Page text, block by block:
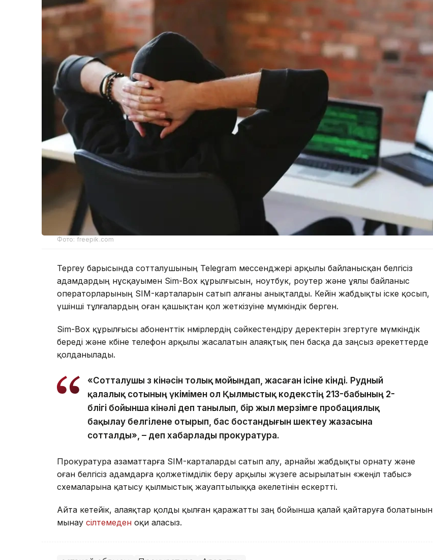
Фото: freepik.com
Тергеу барысында сотталушының Telegram мессенджері арқылы байланысқан белгісіз
адамдардың нұсқауымен Sim-Box құрылғысын, ноутбук, роутер және ұялы байланыс
операторларының SIM-карталарын сатып алғаны анықталды. Кейін жабдықты іске қосып,
үшінші тұлғалардың оған қашықтан қол жеткізуіне мүмкіндік берген.
Sim-Box құрылғысы абоненттік нөмірлердің сәйкестендіру деректерін өзгертуге мүмкіндік
береді және көбіне телефон арқылы жасалатын алаяқтық пен басқа да заңсыз әрекеттерде
қолданылады.
«Сотталушы өз кінәсін толық мойындап, жасаған ісіне өкінді. Рудный
қалалық сотының үкімімен ол Қылмыстық кодекстің 213-бабының 2-
бөлігі бойынша кінәлі деп танылып, бір жыл мерзімге пробациялық
бақылау белгілене отырып, бас бостандығын шектеу жазасына
сотталды», – деп хабарлады прокуратура.
Прокуратура азаматтарға SIM-карталарды сатып алу, арнайы жабдықты орнату және
оған белгісіз адамдарға қолжетімділік беру арқылы жүзеге асырылатын «жеңіл табыс»
схемаларына қатысу қылмыстық жауаптылыққа әкелетінін ескертті.
Айта кетейік, алаяқтар қолды қылған қаражатты заң бойынша қалай қайтаруға болатынын
мынау сілтемеден оқи аласыз.